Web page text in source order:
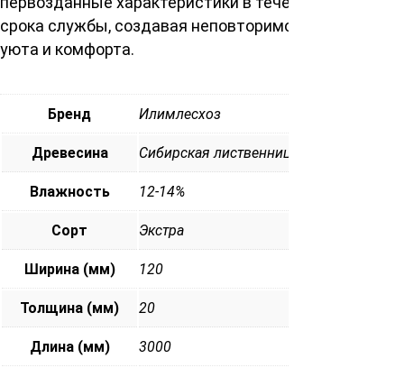
срока службы, создавая неповторимое ощущение
уюта и комфорта.
Бренд Илимлесхоз
Древесина Сибирская лиственница
Влажность 12-14%
Сорт Экстра
Ширина (мм) 120
Толщина (мм) 20
Длина (мм) 3000